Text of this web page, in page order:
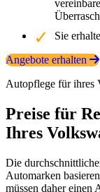
Sie
Angebote erhalten
Autopflege für ihres
Preise für
Ihres
Die
Automarken
müssen daher einen